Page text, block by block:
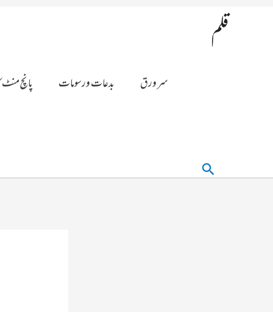
قلم
سر ورق بدعات ورسومات پانچ منٹ
تلاش